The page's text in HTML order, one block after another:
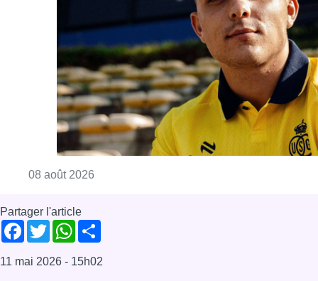
08 août 2026
Partager l'article
Facebook
TwitterWhatsApp
11 mai 2026 - 15h02